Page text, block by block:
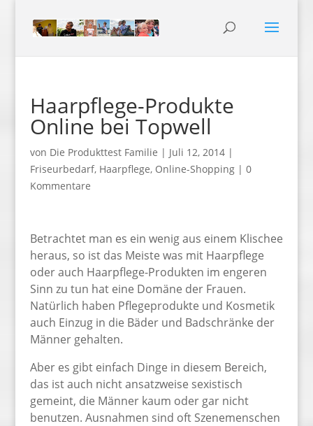
Haarpflege-Produkte
Online bei Topwell
von Die Produkttest Familie | Juli 12, 2014|
Friseurbedarf, Haarpflege, Online-Shopping| 0
Kommentare
Betrachtet man es ein wenig aus einem Klischee
heraus, so ist das Meiste was mit Haarpflege
oder auch Haarpflege-Produkten im engeren
Sinn zu tun hat eine Domäne der Frauen.
Natürlich haben Pflegeprodukte und Kosmetik
auch Einzug in die Bäder und Badschränke der
Männer gehalten.
Aber es gibt einfach Dinge in diesem Bereich,
das ist auch nicht ansatzweise sexistisch
gemeint, die Männer kaum oder gar nicht
benutzen. Ausnahmen sind oft Szenemenschen